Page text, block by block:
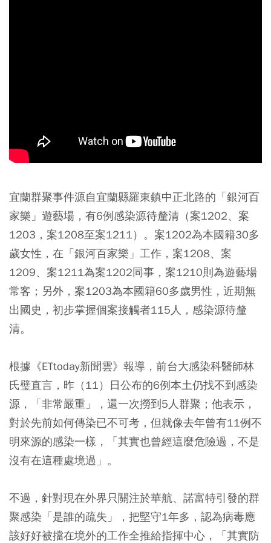
宜蘭群聚事件源自宜蘭縣羅東鎮中正北路的「銀河百
家樂」遊藝場，有6例感染源待釐清（案1202、案
1203，案1208至案1211）。案1202為本國籍30多
歲女性，在「銀河百家樂」工作，案1208、案
1209、案1211為案1202同事，案1210則為遊藝場
常客；另外，案1203為本國籍60多歲男性，近期無
出國史，初步掌握個案接觸者115人，感染源待釐
清。
根據《ETtoday新聞雲》報導，前台大感染科醫師林
氏璧直言，昨（11）日公布的6例本土仍找不到感染
源，「非常嚴重」，還一次撈到5人群聚；他表示，
對於先前如何傳染已不可考，但就像去年曾有11例不
明來源的感染一樣，「其實也曾經這麼危險過，不是
沒有在這種處境過」。
不過，針對現在外界只關注於華航、諾富特引發的群
聚感染「是誰的疏失」，把堅守1年多，認為病毒應
該好好被擋在境外的工作全推給指揮中心，「其實防